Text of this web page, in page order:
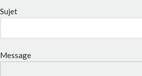
Sujet
Message